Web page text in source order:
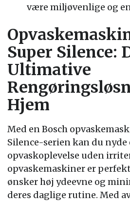
være miljøvenlige og
Super Silence:
Ultimative
Hjem
Med en Bosch
Silence-serien kan du
opvaskoplevelse uden
opvaskemaskiner er
ønsker høj ydeevne og
deres daglige rutine. Med